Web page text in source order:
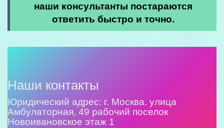
наши консультанты постараются
ответить быстро и точно.
Наши контакты
Юридический адрес: г. Москва. улица
Амбулаторная, 49 рабочий поселок
Новоивановское этаж 1